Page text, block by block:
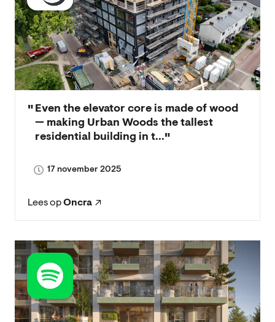
Even the elevator core is made of wood
— making Urban Woods the tallest
residential building in t...
17 november 2025
Lees opOncra